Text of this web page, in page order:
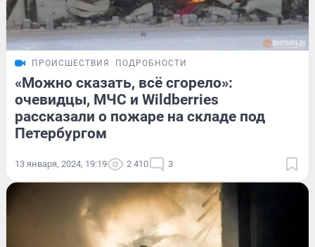
ПРОИСШЕСТВИЯ ПОДРОБНОСТИ
«Можно сказать, всё сгорело»:
очевидцы, МЧС и Wildberries
рассказали о пожаре на складе под
Петербургом
13 января, 2024, 19:19 2 410 3